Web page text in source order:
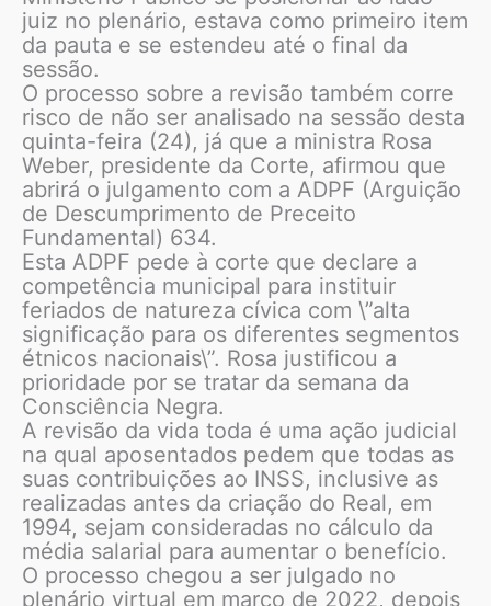
juiz no plenário, estava como primeiro item
da pauta e se estendeu até o final da
sessão.
O processo sobre a revisão também corre
risco de não ser analisado na sessão desta
quinta-feira (24), já que a ministra Rosa
Weber, presidente da Corte, afirmou que
abrirá o julgamento com a ADPF (Arguição
de Descumprimento de Preceito
Fundamental) 634.
Esta ADPF pede à corte que declare a
competência municipal para instituir
feriados de natureza cívica com \”alta
significação para os diferentes segmentos
étnicos nacionais\”. Rosa justificou a
prioridade por se tratar da semana da
Consciência Negra.
A revisão da vida toda é uma ação judicial
na qual aposentados pedem que todas as
suas contribuições ao INSS, inclusive as
realizadas antes da criação do Real, em
1994, sejam consideradas no cálculo da
média salarial para aumentar o benefício.
O processo chegou a ser julgado no
plenário virtual em março de 2022, depois